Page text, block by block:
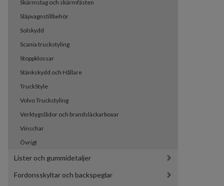
Skärmstag och skärmfästen
Släpvagnstillbehör
Solskydd
Scania truckstyling
Stoppklossar
Stänkskydd och Hållare
TruckStyle
Volvo Truckstyling
Verktygslådor och brandsläckarboxar
Vinschar
Övrigt
Lister och gummidetaljer
Fordonsskyltar och backspeglar